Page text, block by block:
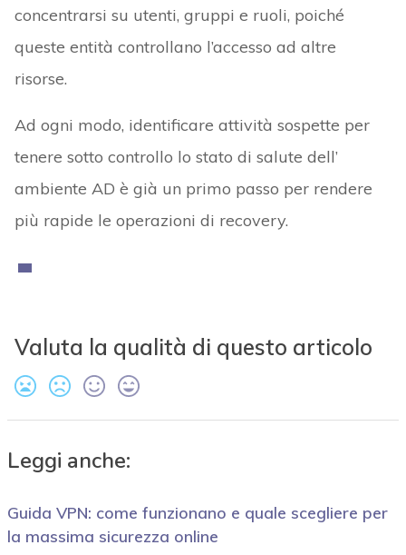
concentrarsi su utenti, gruppi e ruoli, poiché
queste entità controllano l’accesso ad altre
risorse.
Ad ogni modo, identificare attività sospette per
tenere sotto controllo lo stato di salute dell’
ambiente AD è già un primo passo per rendere
più rapide le operazioni di recovery.
Valuta la qualità di questo articolo
Leggi anche:
Guida VPN: come funzionano e quale scegliere per
la massima sicurezza online